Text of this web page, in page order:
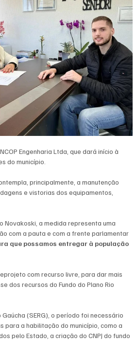
Engenharia Ltda, que dará início à
do município.
principalmente, a manutenção
e vistorias dos equipamentos,
Novakoski, a medida representa uma
com a pauta e com a frente parlamentar
que possamos entregar à população
com recurso livre, para dar mais
dos recursos do Fundo do Plano Rio
(SERG), o período foi necessário
a habilitação do município, como a
pelo Estado, a criação do CNPJ do fundo